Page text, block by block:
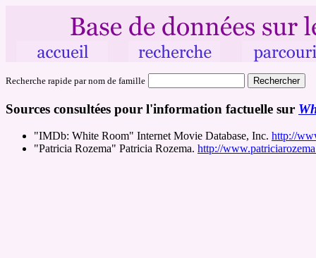
Recherche rapide par nom de famille
Sources consultées pour l'information factuelle sur
"IMDb: White Room" Internet Movie Database, Inc. http://
"Patricia Rozema" Patricia Rozema. http://